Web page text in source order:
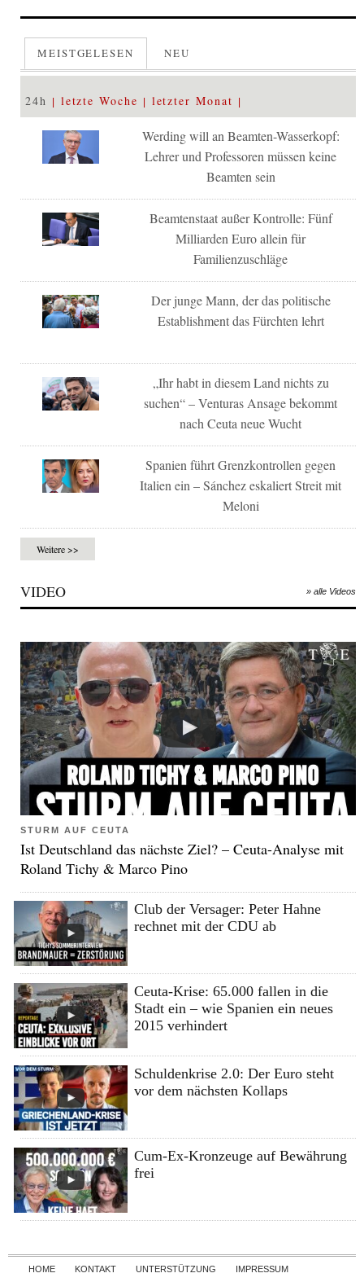
MEISTGELESEN NEU
24h letzte Woche letzter Monat
Werding will an Beamten-Wasserkopf:
Lehrer und Professoren müssen keine
Beamten sein
Beamtenstaat außer Kontrolle: Fünf
Milliarden Euro allein für
Familienzuschläge
Der junge Mann, der das politische
Establishment das Fürchten lehrt
„Ihr habt in diesem Land nichts zu
suchen“ – Venturas Ansage bekommt
nach Ceuta neue Wucht
Spanien führt Grenzkontrollen gegen
Italien ein – Sánchez eskaliert Streit mit
Meloni
Weitere >>
VIDEO » alle Videos
STURM AUF CEUTA
Ist Deutschland das nächste Ziel? – Ceuta-Analyse mit
Roland Tichy & Marco Pino
Club der Versager: Peter Hahne
rechnet mit der CDU ab
Ceuta-Krise: 65.000 fallen in die
Stadt ein – wie Spanien ein neues
2015 verhindert
Schuldenkrise 2.0: Der Euro steht
vor dem nächsten Kollaps
Cum-Ex-Kronzeuge auf Bewährung
frei
Skip to content
HOME KONTAKT UNTERSTÜTZUNG IMPRESSUM